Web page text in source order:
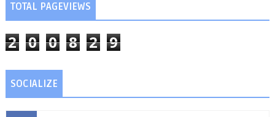
TOTAL PAGEVIEWS
2 0 0 8 2 9
SOCIALIZE